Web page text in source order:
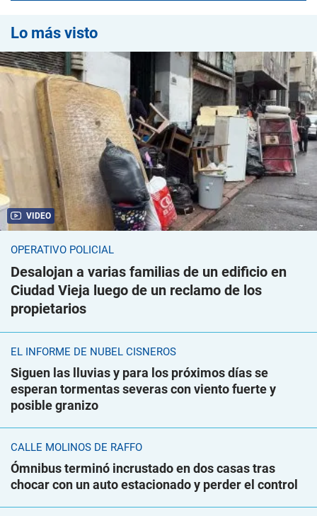
Lo más visto
VIDEO
OPERATIVO POLICIAL
Desalojan a varias familias de un edificio en
Ciudad Vieja luego de un reclamo de los
propietarios
EL INFORME DE NUBEL CISNEROS
Siguen las lluvias y para los próximos días se
esperan tormentas severas con viento fuerte y
posible granizo
CALLE MOLINOS DE RAFFO
Ómnibus terminó incrustado en dos casas tras
chocar con un auto estacionado y perder el control